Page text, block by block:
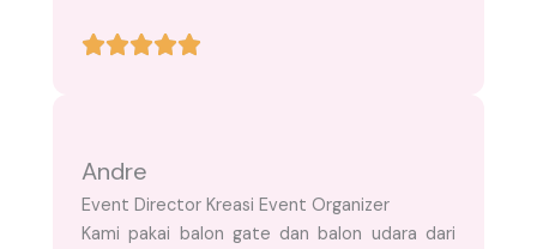
Andre
Event Director Kreasi Event Organizer
Kami pakai balon gate dan balon udara dari